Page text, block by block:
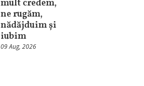
mult credem,
ne rugăm,
nădăjduim și
iubim
09 Aug, 2026